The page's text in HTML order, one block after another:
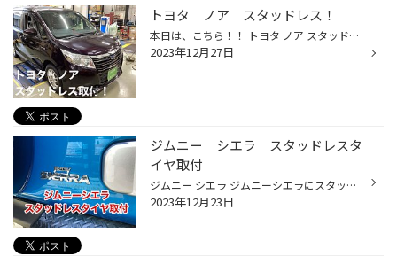
トヨタ ノア スタッドレス！
本日は、こちら！！ トヨタ ノア スタッドレスタイヤのお取付です！ 今まで使用していたスタッドレスタイヤが 交換時期を迎えていたので、 ご交換です！！ お取付いただいたのは、こちら！ ブリヂストンのスタッドレスタイヤ アイスパートナー2！ コストパフォーマンス◎！なのが このタイヤです。 ...
2023年12月27日
ジムニー シエラ スタッドレスタ
イヤ取付
ジムニー シエラ ジムニーシエラにスタッドレスタイヤ取付ました。 取り付けさせて頂いたのは BLIZZAK DM-V2 195/80R15 ホイールはキーラー タクティスです。 深いホイールがとてもカッコイイです！ 完成です！ カッコイイシエラが出来ました！ 雪道楽しんでくださいね〜 くれぐれも、安全運転でド...
2023年12月23日